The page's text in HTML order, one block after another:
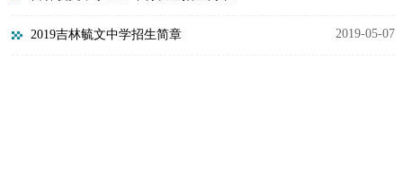
2019-05-07
2019吉林毓文中学招生简章